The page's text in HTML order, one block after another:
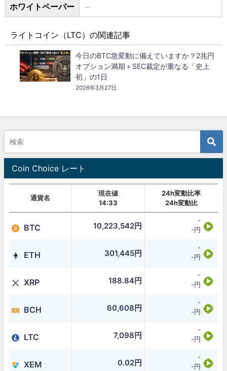
ホワイトペーパー －
ライトコイン（LTC）の関連記事
今日のBTC急変動に備えていますか？2兆円
オプション満期＋SEC裁定が重なる「史上
初」の1日
2026年3月27日
Coin Choice レート
通貨名
現在値
14:33
24h変動比率
24h変動比
BTC 10,223,542円
-
-円
ETH 301,445円
-
-円
XRP 188.84円
-
-円
BCH 60,608円
-
-円
LTC 7,098円
-
-円
XEM 0.02円
-
-円